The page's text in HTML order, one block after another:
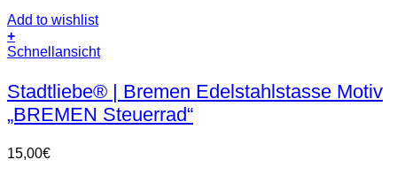
Add to wishlist
+
Schnellansicht
Stadtliebe® | Bremen Edelstahlstasse Motiv
„BREMEN Steuerrad“
15,00€